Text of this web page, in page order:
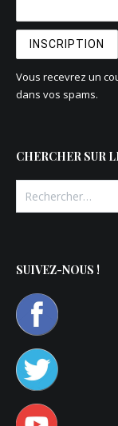
Vous recevrez un
dans vos spams.
CHERCHER SUR
Rechercher :
SUIVEZ-NOUS !